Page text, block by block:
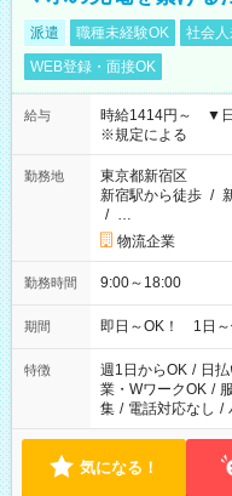
派遣 職種未経験OK 社会
WEB登録・面接OK
給与
時給1414円～ ▼
※規定による
勤務地
東京都新宿区
新宿駅から徒歩 /
/ …
物流企業
勤務時間 9:00～18:00
期間 即日～OK！ 1日～
特徴 週1日からOK / 日
業・WワークOK /
集 / 電話対応なし /
気になる！